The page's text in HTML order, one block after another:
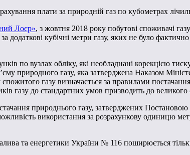
плати за природній газ по кубометрах
Лоєр», з жовтня 2018 року побутові споживачі
додаткові кубічні метри газу, яких не було
по вузлах обліку, які необладнані корекцією
природного газу, яка затверджена Наказом
газу визначається за правилами
газу до стандартних умов призводить до
природнього газу, затверджених
використання за розрахункову одиницю
та енергетики України № 116 поширюється